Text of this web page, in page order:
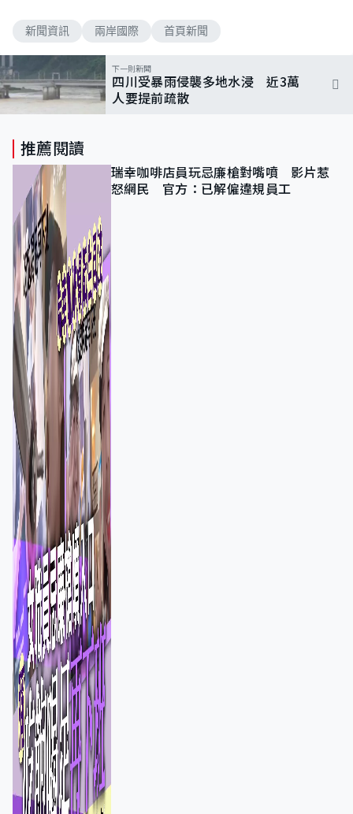
新聞資訊 兩岸國際 首頁新聞
下一則新聞
四川受暴雨侵襲多地水浸 近3萬
人要提前疏散
推薦閱讀
瑞幸咖啡店員玩忌廉槍對嘴噴 影片惹
怒網民 官方：已解僱違規員工